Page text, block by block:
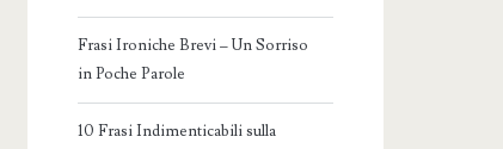
Frasi Ironiche Brevi – Un Sorriso
in Poche Parole
10 Frasi Indimenticabili sulla